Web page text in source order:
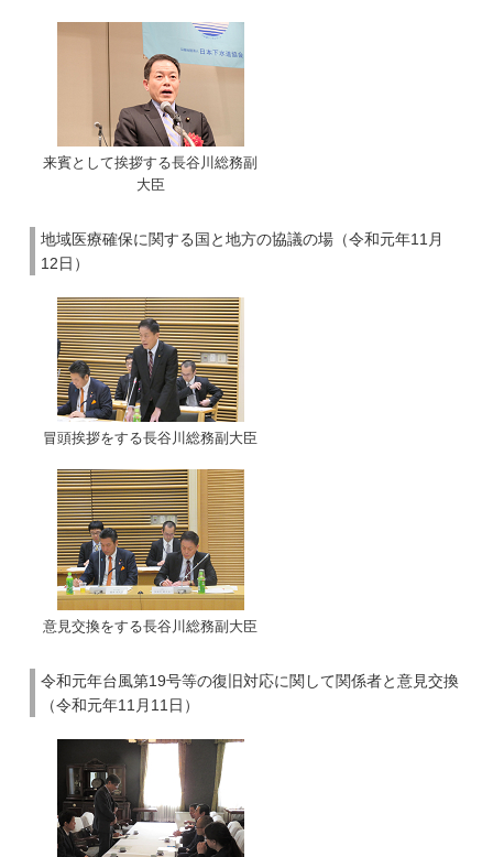
来賓として挨拶する長谷川総務副
大臣
地域医療確保に関する国と地方の協議の場（令和元年11月
12日）
冒頭挨拶をする長谷川総務副大臣
意見交換をする長谷川総務副大臣
令和元年台風第19号等の復旧対応に関して関係者と意見交換
（令和元年11月11日）